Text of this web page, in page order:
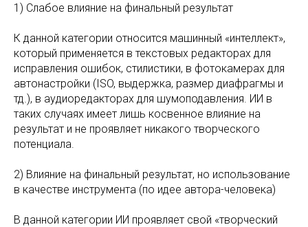
1) Слабое влияние на финальный результат
К данной категории относится машинный «интеллект»,
который применяется в текстовых редакторах для
исправления ошибок, стилистики, в фотокамерах для
автонастройки (ISO, выдержка, размер диафрагмы и
тд.), в аудиоредакторах для шумоподавления. ИИ в
таких случаях имеет лишь косвенное влияние на
результат и не проявляет никакого творческого
потенциала.
2) Влияние на финальный результат, но использование
в качестве инструмента (по идее автора-человека)
В данной категории ИИ проявляет свой «творческий